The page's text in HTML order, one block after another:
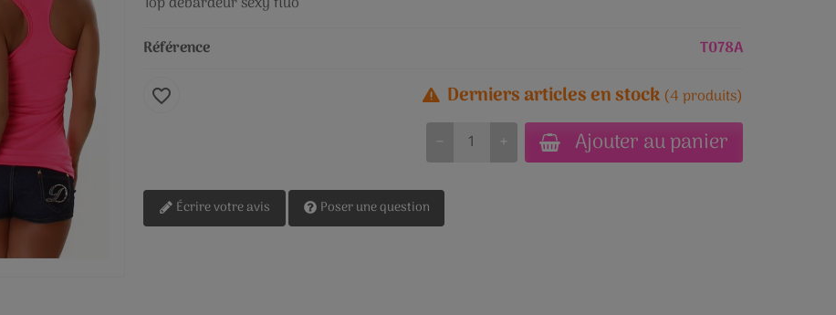
Référence
T078A
Derniers articles en stock (4 produits)
+
− Ajouter au panier
favorite_border
Écrire votre avis Poser une question